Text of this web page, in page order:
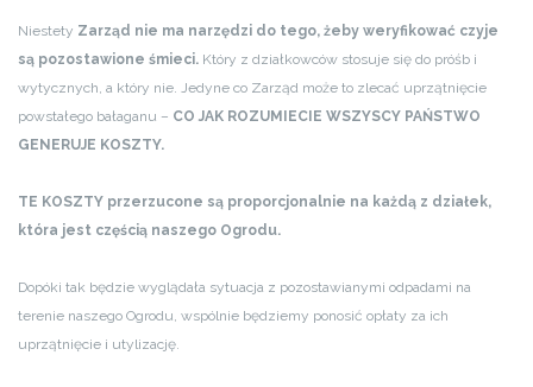
Niestety Zarząd nie ma narzędzi do tego, żeby weryfikować czyje
są pozostawione śmieci. Który z działkowców stosuje się do próśb i
wytycznych, a który nie. Jedyne co Zarząd może to zlecać uprzątnięcie
powstałego bałaganu – CO JAK ROZUMIECIE WSZYSCY PAŃSTWO
GENERUJE KOSZTY.
TE KOSZTY przerzucone są proporcjonalnie na każdą z działek,
która jest częścią naszego Ogrodu.
Dopóki tak będzie wyglądała sytuacja z pozostawianymi odpadami na
terenie naszego Ogrodu, wspólnie będziemy ponosić opłaty za ich
uprzątnięcie i utylizację.